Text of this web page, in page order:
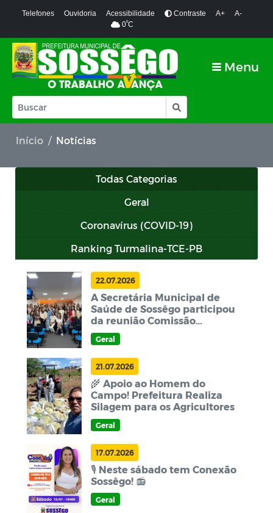
Telefones Ouvidoria Acessibilidade Contraste A+
A-
0ºC
Menu
Início Notícias
Todas Categorias
Geral
Coronavírus (COVID-19)
Ranking Turmalina-TCE-PB
22.07.2026
A Secretária Municipal de
Saúde de Sossêgo participou
da reunião Comissão
Intergestores Regional (CIR)
Geral
21.07.2026
🌾 Apoio ao Homem do
Campo! Prefeitura Realiza
Silagem para os Agricultores
Geral
17.07.2026
🎙️ Neste sábado tem Conexão
Sossêgo! 📻
Geral